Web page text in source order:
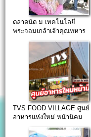
ตลาดนัด ม.เทคโนโลยี
พระจอมเกล้าเจ้าคุณทหาร
TVS FOOD VILLAGE ศูนย์
อาหารแห่งใหม่ หน้านิคม
อุตสาหกรรมลาดกระบัง